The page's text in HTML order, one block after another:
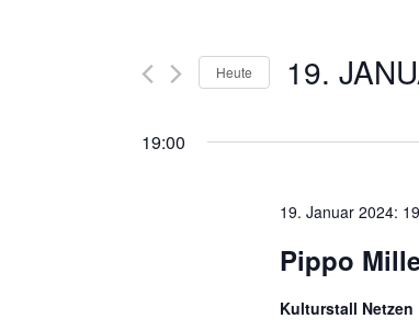
Heute 19.
wählen.
19:00
19. Januar 2024:
Pippo
Kulturstall Netzen